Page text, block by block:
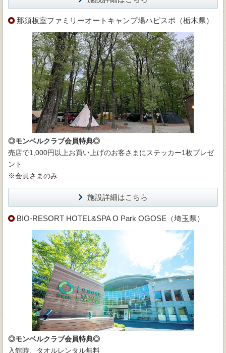
那須板室ファミリーオートキャンプ場ハピスポ（栃木県）
◎モンベルクラブ会員特典◎
売店で1,000円以上お買い上げのお客さまにステッカー1枚プレゼ
ント
※会員さまのみ
施設詳細はこちら
BIO-RESORT HOTEL&SPA O Park OGOSE（埼玉県）
◎モンベルクラブ会員特典◎
入館時、タオルレンタル無料